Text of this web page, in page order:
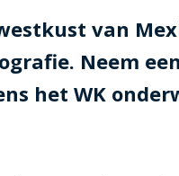
van
Neem
het WK